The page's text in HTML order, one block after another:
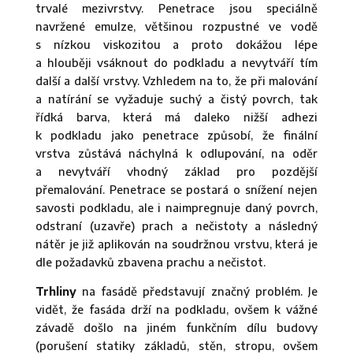
trvalé mezivrstvy. Penetrace jsou speciálně
navržené emulze, většinou rozpustné ve vodě
s nízkou viskozitou a proto dokážou lépe
a hlouběji vsáknout do podkladu a nevytváří tím
další a další vrstvy. Vzhledem na to, že při malování
a natírání se vyžaduje suchý a čistý povrch, tak
řídká barva, která má daleko nižší adhezi
k podkladu jako penetrace způsobí, že finální
vrstva zůstává náchylná k odlupování, na oděr
a nevytváří vhodný základ pro pozdější
přemalování. Penetrace se postará o snížení nejen
savosti podkladu, ale i naimpregnuje daný povrch,
odstraní (uzavře) prach a nečistoty a následný
nátěr je již aplikován na soudržnou vrstvu, která je
dle požadavků zbavena prachu a nečistot.
Trhliny na fasádě představují značný problém. Je
vidět, že fasáda drží na podkladu, ovšem k vážné
závadě došlo na jiném funkčním dílu budovy
(porušení statiky základů, stěn, stropu, ovšem